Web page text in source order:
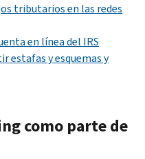
tributarios en las redes
en línea del IRS
estafas y esquemas y
como parte de